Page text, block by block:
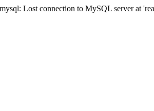
Lost connection to MySQL server at